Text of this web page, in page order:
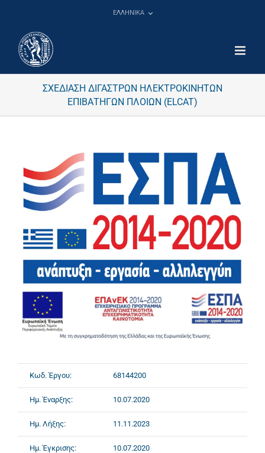
ΕΛΛΗΝΙΚΑ
ΣΧΕΔΙΑΣΗ ΔΙΓΑΣΤΡΩΝ ΗΛΕΚΤΡΟΚΙΝΗΤΩΝ
ΕΠΙΒΑΤΗΓΩΝ ΠΛΟΙΩΝ (ELCAT)
Κωδ. Έργου: 68144200
Ημ. Έναρξης: 10.07.2020
Ημ. Λήξης: 11.11.2023
Ημ. Έγκρισης: 10.07.2020